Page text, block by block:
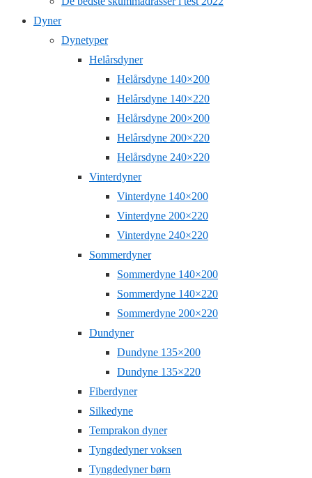
Dyner
Dynetyper
Helårsdyner
Helårsdyne 140×200
Helårsdyne 140×220
Helårsdyne 200×200
Helårsdyne 200×220
Helårsdyne 240×220
Vinterdyner
Vinterdyne 140×200
Vinterdyne 200×220
Vinterdyne 240×220
Sommerdyner
Sommerdyne 140×200
Sommerdyne 140×220
Sommerdyne 200×220
Dundyner
Dundyne 135×200
Dundyne 135×220
Fiberdyner
Silkedyne
Temprakon dyner
Tyngdedyner voksen
Tyngdedyner børn